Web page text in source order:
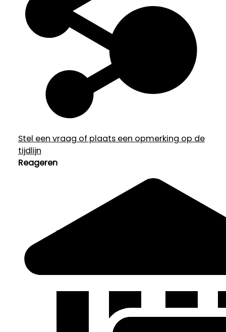
Stel een vraag of plaats een opmerking op de
tijdlijn
Reageren